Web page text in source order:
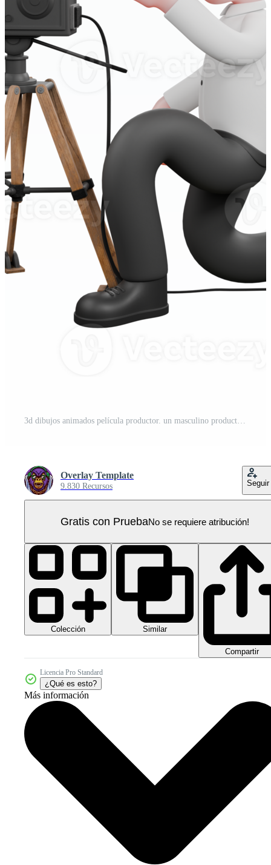
3d dibujos animados película productor. un masculino productor se arrodilla junto a un término análogo cámara mientras su izquierda mano levanta un pulgar. profesional ilustración PNG Pro
Overlay Template
9.830 Recursos Seguir
Gratis con PruebaNo se requiere atribución!
Colección Similar
Compartir
Licencia Pro Standard
¿Qué es esto?
Más información